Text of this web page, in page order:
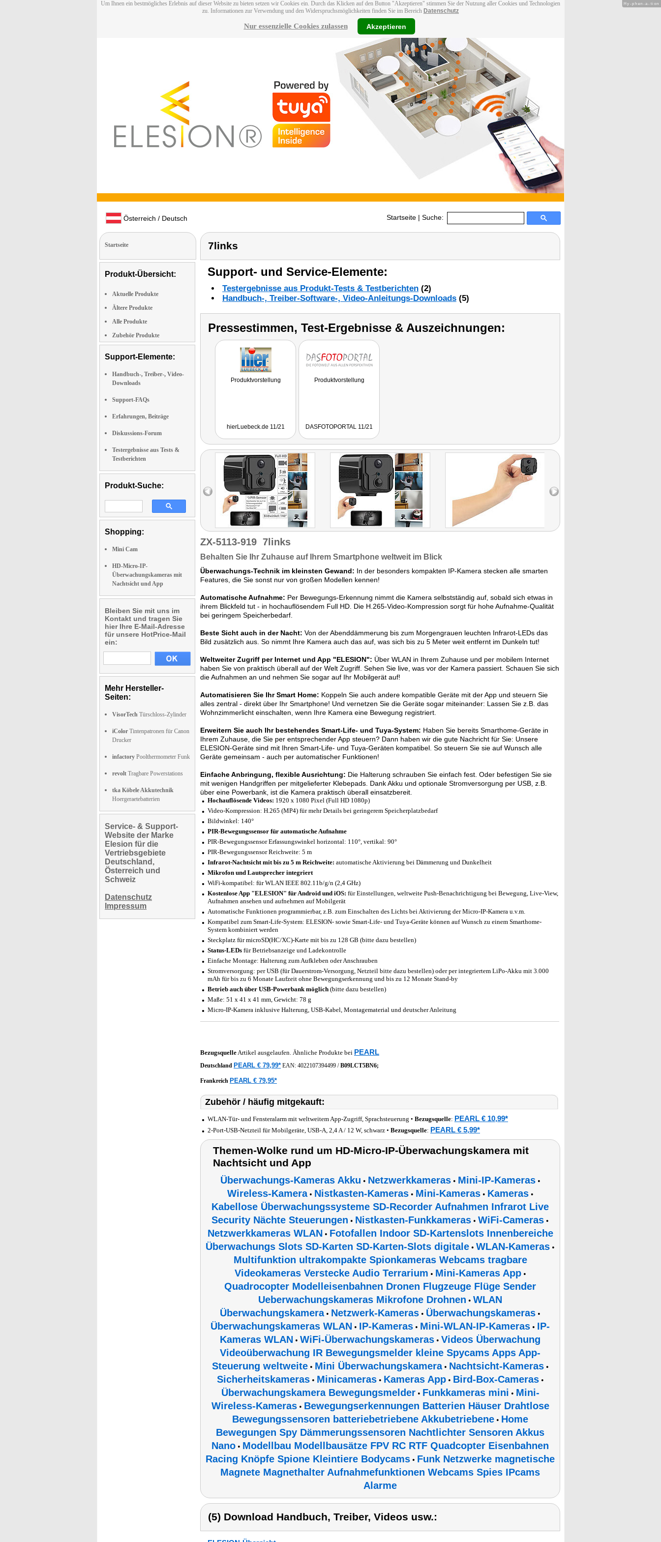
Um Ihnen ein bestmögliches Erlebnis auf dieser Website zu bieten setzen wir Cookies ein. Durch das Klicken auf den Button "Akzeptieren" stimmen Sie der Nutzung aller Cookies und Technologien
zu. Informationen zur Verwendung und den Widerspruchsmöglichkeiten finden Sie im Bereich Datenschutz
Nur essenzielle Cookies zulassen Akzeptieren
Österreich / Deutsch Startseite | Suche:
Startseite
Produkt-Übersicht:
Aktuelle Produkte
Ältere Produkte
Alle Produkte
Zubehör Produkte
Support-Elemente:
Handbuch-, Treiber-, Video-
Downloads
Support-FAQs
Erfahrungen, Beiträge
Diskussions-Forum
Testergebnisse aus Tests &
Testberichten
Produkt-Suche:
Shopping:
Mini Cam
HD-Micro-IP-
Überwachungskameras mit
Nachtsicht und App
Bleiben Sie mit uns im
Kontakt und tragen Sie
hier Ihre E-Mail-Adresse
für unsere HotPrice-Mail
ein:
Mehr Hersteller-
Seiten:
VisorTech Türschloss-Zylinder
iColor Tintenpatronen für Canon
Drucker
infactory Poolthermometer Funk
revolt Tragbare Powerstations
tka Köbele Akkutechnik
Hoergeraetebatterien
Service- & Support-
Website der Marke
Elesion für die
Vertriebsgebiete
Deutschland,
Österreich und
Schweiz
Datenschutz
Impressum
7links
Support- und Service-Elemente:
Testergebnisse aus Produkt-Tests & Testberichten (2)
Handbuch-, Treiber-Software-, Video-Anleitungs-Downloads (5)
Pressestimmen, Test-Ergebnisse & Auszeichnungen:
Produktvorstellung
hierLuebeck.de 11/21
Produktvorstellung
DASFOTOPORTAL 11/21
ZX-5113-919 7links
Behalten Sie Ihr Zuhause auf Ihrem Smartphone weltweit im Blick
Überwachungs-Technik im kleinsten Gewand: In der besonders kompakten IP-Kamera stecken alle smarten
Features, die Sie sonst nur von großen Modellen kennen!
Automatische Aufnahme: Per Bewegungs-Erkennung nimmt die Kamera selbstständig auf, sobald sich etwas in
ihrem Blickfeld tut - in hochauflösendem Full HD. Die H.265-Video-Kompression sorgt für hohe Aufnahme-Qualität
bei geringem Speicherbedarf.
Beste Sicht auch in der Nacht: Von der Abenddämmerung bis zum Morgengrauen leuchten Infrarot-LEDs das
Bild zusätzlich aus. So nimmt Ihre Kamera auch das auf, was sich bis zu 5 Meter weit entfernt im Dunkeln tut!
Weltweiter Zugriff per Internet und App "ELESION": Über WLAN in Ihrem Zuhause und per mobilem Internet
haben Sie von praktisch überall auf der Welt Zugriff. Sehen Sie live, was vor der Kamera passiert. Schauen Sie sich
die Aufnahmen an und nehmen Sie sogar auf Ihr Mobilgerät auf!
Automatisieren Sie Ihr Smart Home: Koppeln Sie auch andere kompatible Geräte mit der App und steuern Sie
alles zentral - direkt über Ihr Smartphone! Und vernetzen Sie die Geräte sogar miteinander: Lassen Sie z.B. das
Wohnzimmerlicht einschalten, wenn Ihre Kamera eine Bewegung registriert.
Erweitern Sie auch Ihr bestehendes Smart-Life- und Tuya-System: Haben Sie bereits Smarthome-Geräte in
Ihrem Zuhause, die Sie per entsprechender App steuern? Dann haben wir die gute Nachricht für Sie: Unsere
ELESION-Geräte sind mit Ihren Smart-Life- und Tuya-Geräten kompatibel. So steuern Sie sie auf Wunsch alle
Geräte gemeinsam - auch per automatischer Funktionen!
Einfache Anbringung, flexible Ausrichtung: Die Halterung schrauben Sie einfach fest. Oder befestigen Sie sie
mit wenigen Handgriffen per mitgelieferter Klebepads. Dank Akku und optionale Stromversorgung per USB, z.B.
über eine Powerbank, ist die Kamera praktisch überall einsatzbereit.
Hochauflösende Videos: 1920 x 1080 Pixel (Full HD 1080p)
Video-Kompression: H.265 (MP4) für mehr Details bei geringerem Speicherplatzbedarf
Bildwinkel: 140°
PIR-Bewegungssensor für automatische Aufnahme
PIR-Bewegungssensor Erfassungswinkel horizontal: 110°, vertikal: 90°
PIR-Bewegungssensor Reichweite: 5 m
Infrarot-Nachtsicht mit bis zu 5 m Reichweite: automatische Aktivierung bei Dämmerung und Dunkelheit
Mikrofon und Lautsprecher integriert
WiFi-kompatibel: für WLAN IEEE 802.11b/g/n (2,4 GHz)
Kostenlose App "ELESION" für Android und iOS: für Einstellungen, weltweite Push-Benachrichtigung bei Bewegung, Live-View,
Aufnahmen ansehen und aufnehmen auf Mobilgerät
Automatische Funktionen programmierbar, z.B. zum Einschalten des Lichts bei Aktivierung der Micro-IP-Kamera u.v.m.
Kompatibel zum Smart-Life-System: ELESION- sowie Smart-Life- und Tuya-Geräte können auf Wunsch zu einem Smarthome-
System kombiniert werden
Steckplatz für microSD(HC/XC)-Karte mit bis zu 128 GB (bitte dazu bestellen)
Status-LEDs für Betriebsanzeige und Ladekontrolle
Einfache Montage: Halterung zum Aufkleben oder Anschrauben
Stromversorgung: per USB (für Dauerstrom-Versorgung, Netzteil bitte dazu bestellen) oder per integriertem LiPo-Akku mit 3.000
mAh für bis zu 6 Monate Laufzeit ohne Bewegungserkennung und bis zu 12 Monate Stand-by
Betrieb auch über USB-Powerbank möglich (bitte dazu bestellen)
Maße: 51 x 41 x 41 mm, Gewicht: 78 g
Micro-IP-Kamera inklusive Halterung, USB-Kabel, Montagematerial und deutscher Anleitung
BezugsquelleArtikel ausgelaufen. Ähnliche Produkte bei PEARL
Deutschland PEARL € 79,99* EAN: 4022107394499 /B09LCT5BN6;
Frankreich PEARL € 79,95*
Zubehör / häufig mitgekauft:
WLAN-Tür- und Fensteralarm mit weltweitem App-Zugriff, Sprachsteuerung • Bezugsquelle: PEARL € 10,99*
2-Port-USB-Netzteil für Mobilgeräte, USB-A, 2,4 A / 12 W, schwarz • Bezugsquelle: PEARL € 5,99*
Themen-Wolke rund um HD-Micro-IP-Überwachungskamera mit
Nachtsicht und App
Überwachungs-Kameras Akku • Netzwerkkameras• Mini-IP-Kameras•
Wireless-Kamera• Nistkasten-Kameras• Mini-Kameras• Kameras•
Kabellose Überwachungssysteme SD-Recorder Aufnahmen Infrarot Live
Security Nächte Steuerungen • Nistkasten-Funkkameras • WiFi-Cameras •
Netzwerkkameras WLAN • Fotofallen Indoor SD-Kartenslots Innenbereiche
Überwachungs Slots SD-Karten SD-Karten-Slots digitale • WLAN-Kameras •
Multifunktion ultrakompakte Spionkameras Webcams tragbare
Videokameras Verstecke Audio Terrarium • Mini-Kameras App•
Quadrocopter Modelleisenbahnen Dronen Flugzeuge Flüge Sender
Ueberwachungskameras Mikrofone Drohnen • WLAN
Überwachungskamera• Netzwerk-Kameras • Überwachungskameras •
Überwachungskameras WLAN • IP-Kameras • Mini-WLAN-IP-Kameras • IP-
Kameras WLAN • WiFi-Überwachungskameras • Videos Überwachung
Videoüberwachung IR Bewegungsmelder kleine Spycams Apps App-
Steuerung weltweite• Mini Überwachungskamera• Nachtsicht-Kameras•
Sicherheitskameras• Minicameras• Kameras App• Bird-Box-Cameras•
Überwachungskamera Bewegungsmelder• Funkkameras mini • Mini-
Wireless-Kameras• Bewegungserkennungen Batterien Häuser Drahtlose
Bewegungssensoren batteriebetriebene Akkubetriebene • Home
Bewegungen Spy Dämmerungssensoren Nachtlichter Sensoren Akkus
Nano • Modellbau Modellbausätze FPV RC RTF Quadcopter Eisenbahnen
Racing Knöpfe Spione Kleintiere Bodycams • Funk Netzwerke magnetische
Magnete Magnethalter Aufnahmefunktionen Webcams Spies IPcams
Alarme
(5) Download Handbuch, Treiber, Videos usw.:
Hy-phen-a-tion